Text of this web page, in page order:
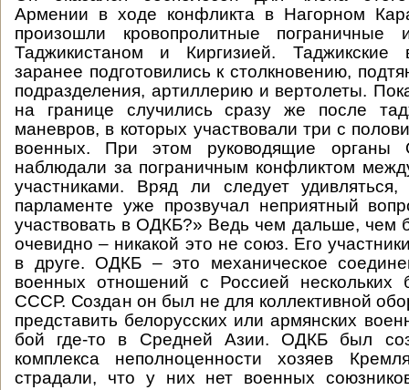
Армении в ходе конфликта в Нагорном
произошли кровопролитные пограничные
Таджикистаном и Киргизией. Таджикские
заранее подготовились к столкновению,
подразделения, артиллерию и вертолеты.
на границе случились сразу же после
маневров, в которых участвовали три с
военных. При этом руководящие органы
наблюдали за пограничным конфликтом
участниками. Вряд ли следует удивляться,
парламенте уже прозвучал неприятный
участвовать в ОДКБ?» Ведь чем дальше, чем
очевидно – никакой это не союз. Его
в друге. ОДКБ – это механическое
военных отношений с Россией нескольких
СССР. Создан он был не для коллективной
представить белорусских или армянских
бой где-то в Средней Азии. ОДКБ был
комплекса неполноценности хозяев
страдали, что у них нет военных